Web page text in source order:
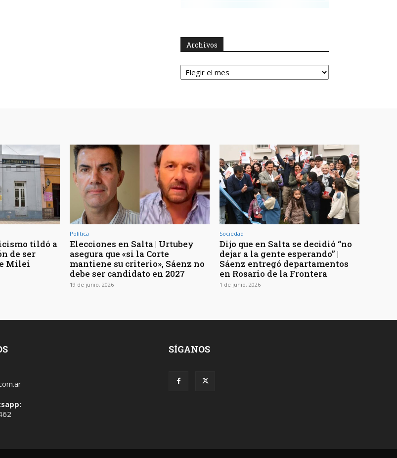
Archivos
Archivos
tildó a
de ser
Milei
Política
Elecciones en Salta | Urtubey
asegura que «si la Corte
mantiene su criterio», Sáenz no
debe ser candidato en 2027
19 de junio, 2026
Sociedad
Dijo que en Salta se decidió “no
dejar a la gente esperando” |
Sáenz entregó departamentos
en Rosario de la Frontera
1 de junio, 2026
SÍGANOS